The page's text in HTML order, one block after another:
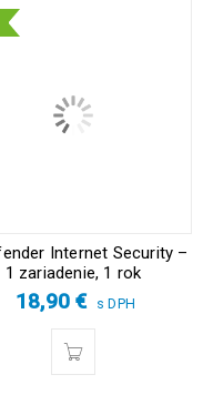
Internet Security –
1 zariadenie, 1 rok
18,90€ s DPH